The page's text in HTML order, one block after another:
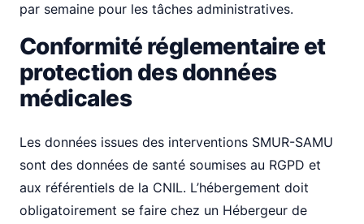
par semaine pour les tâches administratives.
Conformité réglementaire et
protection des données
médicales
Les données issues des interventions SMUR-SAMU
sont des données de santé soumises au RGPD et
aux référentiels de la CNIL. L’hébergement doit
obligatoirement se faire chez un Hébergeur de